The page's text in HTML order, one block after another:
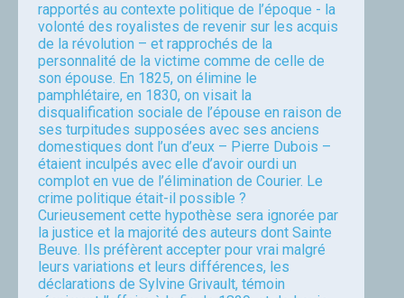
rapportés au contexte politique de l’époque - la
volonté des royalistes de revenir sur les acquis
de la révolution – et rapprochés de la
personnalité de la victime comme de celle de
son épouse. En 1825, on élimine le
pamphlétaire, en 1830, on visait la
disqualification sociale de l’épouse en raison de
ses turpitudes supposées avec ses anciens
domestiques dont l’un d’eux – Pierre Dubois –
étaient inculpés avec elle d’avoir ourdi un
complot en vue de l’élimination de Courier. Le
crime politique était-il possible ?
Curieusement cette hypothèse sera ignorée par
la justice et la majorité des auteurs dont Sainte
Beuve. Ils préfèrent accepter pour vrai malgré
leurs variations et leurs différences, les
déclarations de Sylvine Grivault, témoin